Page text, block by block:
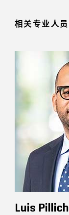
相关专业人员
Luis Pillich